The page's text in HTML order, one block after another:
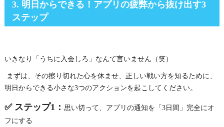
3. 明日からできる！アプリの疲弊から抜け出す3
ステップ
いきなり「うちに入会しろ」なんて言いません（笑）
まずは、その擦り切れた心を休ませ、正しい戦い方を知るために、
明日からできる小さな3つのアクションを起こしてください。
✅ ステップ1： 思い切って、アプリの通知を「3日間」完全にオ
フにする